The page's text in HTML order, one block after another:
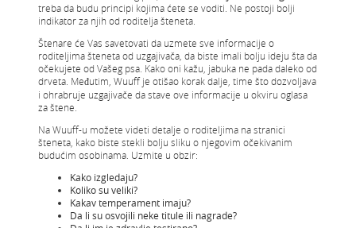
treba da budu principi kojima ćete se voditi. Ne postoji bolji
indikator za njih od roditelja šteneta.
Štenare će Vas savetovati da uzmete sve informacije o
roditeljima šteneta od uzgajivača, da biste imali bolju ideju šta da
očekujete od Vašeg psa. Kako oni kažu, jabuka ne pada daleko od
drveta. Međutim, Wuuff je otišao korak dalje, time što dozvoljava
i ohrabruje uzgajivače da stave ove informacije u okviru oglasa
za štene.
Na Wuuff-u možete videti detalje o roditeljima na stranici
šteneta, kako biste stekli bolju sliku o njegovim očekivanim
budućim osobinama. Uzmite u obzir:
Kako izgledaju?
Koliko su veliki?
Kakav temperament imaju?
Da li su osvojili neke titule ili nagrade?